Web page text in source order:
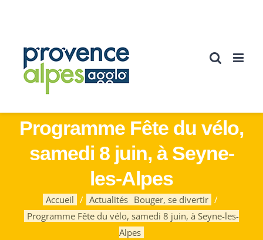
Programme Fête du vélo,
samedi 8 juin, à Seyne-
les-Alpes
Accueil Actualités Bouger, se divertir
Programme Fête du vélo, samedi 8 juin, à Seyne-les-
Alpes